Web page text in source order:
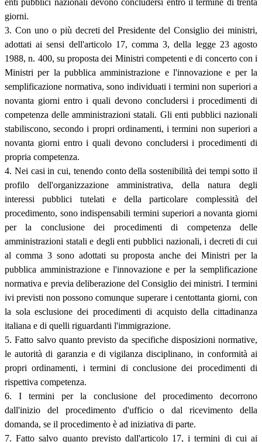
giorni.
3. Con uno o più decreti del Presidente del Consiglio dei ministri,
adottati ai sensi dell'articolo 17, comma 3, della legge 23 agosto
1988, n. 400, su proposta dei Ministri competenti e di concerto con i
Ministri per la pubblica amministrazione e l'innovazione e per la
semplificazione normativa, sono individuati i termini non superiori a
novanta giorni entro i quali devono concludersi i procedimenti di
competenza delle amministrazioni statali. Gli enti pubblici nazionali
stabiliscono, secondo i propri ordinamenti, i termini non superiori a
novanta giorni entro i quali devono concludersi i procedimenti di
propria competenza.
4. Nei casi in cui, tenendo conto della sostenibilità dei tempi sotto il
profilo dell'organizzazione amministrativa, della natura degli
interessi pubblici tutelati e della particolare complessità del
procedimento, sono indispensabili termini superiori a novanta giorni
per la conclusione dei procedimenti di competenza delle
amministrazioni statali e degli enti pubblici nazionali, i decreti di cui
al comma 3 sono adottati su proposta anche dei Ministri per la
pubblica amministrazione e l'innovazione e per la semplificazione
normativa e previa deliberazione del Consiglio dei ministri. I termini
ivi previsti non possono comunque superare i centottanta giorni, con
la sola esclusione dei procedimenti di acquisto della cittadinanza
italiana e di quelli riguardanti l'immigrazione.
5. Fatto salvo quanto previsto da specifiche disposizioni normative,
le autorità di garanzia e di vigilanza disciplinano, in conformità ai
propri ordinamenti, i termini di conclusione dei procedimenti di
rispettiva competenza.
6. I termini per la conclusione del procedimento decorrono
dall'inizio del procedimento d'ufficio o dal ricevimento della
domanda, se il procedimento è ad iniziativa di parte.
7. Fatto salvo quanto previsto dall'articolo 17, i termini di cui ai